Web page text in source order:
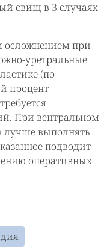
свищ в 3 случаях
осложнением при
уретральные
(по
процент
При вентральном
лучше выполнять
подводит
оперативных